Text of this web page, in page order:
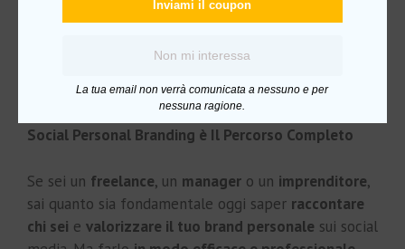
Personal Branding –
Veronica Gentili”
Social Personal Branding è Il Percorso Completo
Se sei un freelance, un manager o un imprenditore,
sai quanto sia fondamentale oggi saper raccontare
chi sei e valorizzare il tuo brand personale sui social
Inviami il coupon
Non mi interessa
La tua email non verrà comunicata a nessuno e per
nessuna ragione.